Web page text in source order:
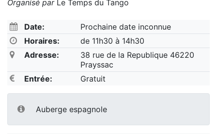
Organisé parLe Temps du Tango
Date:
Prochaine date inconnue
Horaires:
de 11h30 à 14h30
Adresse:
38 rue de la Republique 46220
Prayssac
Entrée:
Gratuit
Auberge espagnole